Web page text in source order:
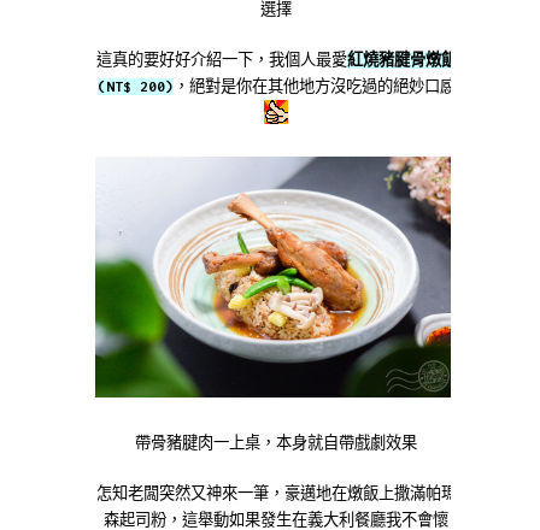
選擇
這真的要好好介紹一下，我個人最愛紅燒豬腱骨燉飯
(NT$ 200) ，絕對是你在其他地方沒吃過的絕妙口感
帶骨豬腱肉一上桌，本身就自帶戲劇效果
怎知老闆突然又神來一筆，豪邁地在燉飯上撒滿帕瑪
森起司粉，這舉動如果發生在義大利餐廳我不會懷